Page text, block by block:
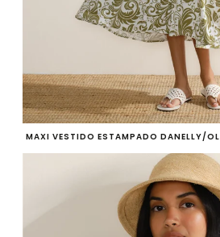
MAXI VESTIDO ESTAMPADO DANELLY/OL